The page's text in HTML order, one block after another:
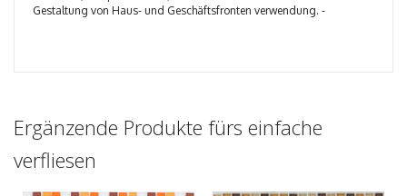
Gestaltung von Haus- und Geschäftsfronten verwendung. -
Ergänzende Produkte fürs einfache
verfliesen